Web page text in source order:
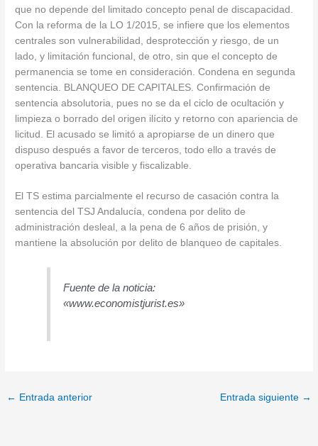
que no depende del limitado concepto penal de discapacidad.
Con la reforma de la LO 1/2015, se infiere que los elementos
centrales son vulnerabilidad, desprotección y riesgo, de un
lado, y limitación funcional, de otro, sin que el concepto de
permanencia se tome en consideración. Condena en segunda
sentencia. BLANQUEO DE CAPITALES. Confirmación de
sentencia absolutoria, pues no se da el ciclo de ocultación y
limpieza o borrado del origen ilícito y retorno con apariencia de
licitud. El acusado se limitó a apropiarse de un dinero que
dispuso después a favor de terceros, todo ello a través de
operativa bancaria visible y fiscalizable.
El TS estima parcialmente el recurso de casación contra la
sentencia del TSJ Andalucía, condena por delito de
administración desleal, a la pena de 6 años de prisión, y
mantiene la absolución por delito de blanqueo de capitales.
Fuente de la noticia:
«www.economistjurist.es»
← Entrada anterior Entrada siguiente →